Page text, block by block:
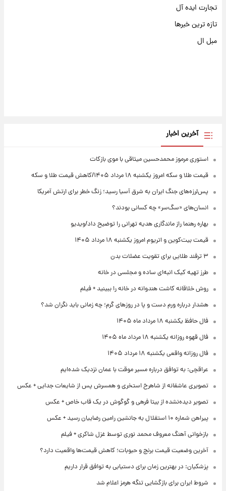
تجارت ایده آل
تازه ترین خبرها
مبل ال
آخرین اخبار
استوری مرموز محمدحسین میثاقی با موی بازکات
قیمت طلا و سکه امروز یکشنبه ۱۸ مرداد ۱۴۰۵/کاهش قیمت طلا و سکه
پس‌لرزه‌های جنگ ایران به شرق آسیا رسید؛ زنگ خطر برای ارتش آمریکا
انسان‌های «سگ‌سر» چه کسانی بودند؟
بهاره رهنما راز ماندگاری هدیه تهرانی را توضیح داد/ویدیو
قیمت بیت‌کوین و اتریوم امروز یکشنبه ۱۸ مرداد ۱۴۰۵
۳ ترفند طلایی برای تقویت عضلات بدن
طرز تهیه کیک انبه‌ای ساده و مجلسی در خانه
روش خلاقانه کاشت هندوانه در خانه را ببینید + فیلم
هشدار درباره ورم دست و پا در روزهای گرم؛ چه زمانی باید نگران شد؟
فال حافظ یکشنبه ۱۸ مرداد ماه ۱۴۰۵
فال قهوه روزانه یکشنبه ۱۸ مرداد ماه ۱۴۰۵
فال روزانه واقعی یکشنبه ۱۸ مرداد ۱۴۰۵
عراقچی: به توافق درباره مسیر موقت با عمان نزدیک شده‌ایم
تصویری عاشقانه از شاهرخ استخری و همسرش پس از شایعات جدایی + عکس
تصویر دیده‌نشده از بیتا فرهی و گوگوش در یک قاب خاص + عکس
پیراهن شماره ۱۰ استقلال به جانشین رامین رضاییان رسید + عکس
بازخوانی آهنگ معروف محمد نوری توسط غزل شاکری + فیلم
آخرین وضعیت قیمت برنج و حبوبات؛ کاهش قیمت‌ها واقعیت دارد؟
پزشکیان: در بهترین زمان برای دستیابی به توافق قرار داریم
شروط ایران برای بازگشایی تنگه هرمز اعلام شد